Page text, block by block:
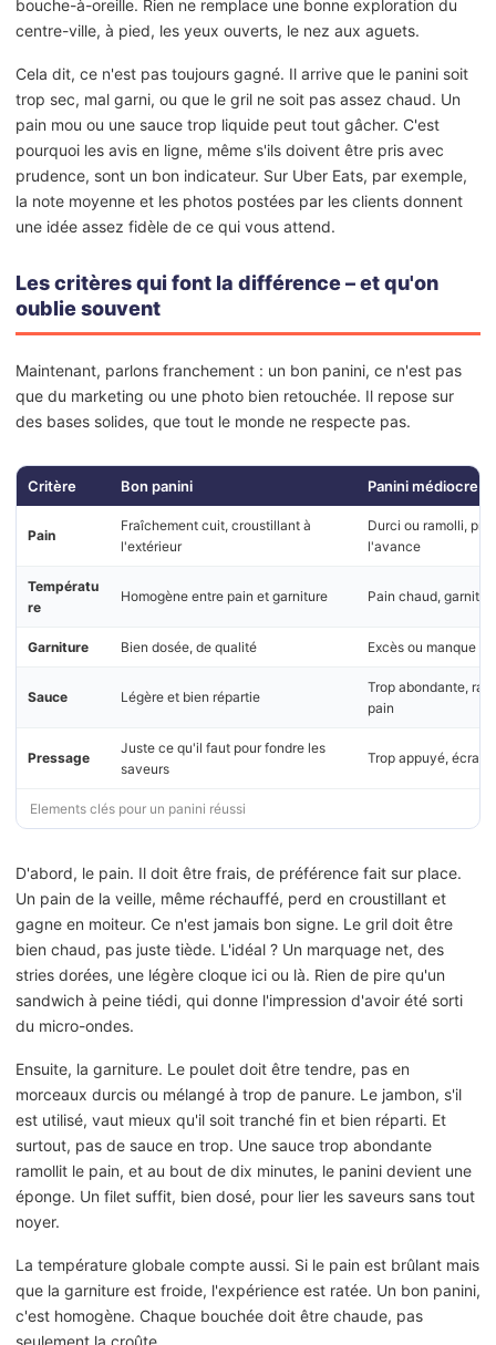
bouche-à-oreille. Rien ne remplace une bonne exploration du
centre-ville, à pied, les yeux ouverts, le nez aux aguets.
Cela dit, ce n'est pas toujours gagné. Il arrive que le panini soit
trop sec, mal garni, ou que le gril ne soit pas assez chaud. Un
pain mou ou une sauce trop liquide peut tout gâcher. C'est
pourquoi les avis en ligne, même s'ils doivent être pris avec
prudence, sont un bon indicateur. Sur Uber Eats, par exemple,
la note moyenne et les photos postées par les clients donnent
une idée assez fidèle de ce qui vous attend.
Les critères qui font la différence – et qu'on
oublie souvent
Maintenant, parlons franchement : un bon panini, ce n'est pas
que du marketing ou une photo bien retouchée. Il repose sur
des bases solides, que tout le monde ne respecte pas.
Elements clés pour un panini réussi
Critère Bon panini Panini médiocre
Pain
Fraîchement cuit, croustillant à
l'extérieur
Durci ou ramolli,
l'avance
Températu
re
Homogène entre pain et garniture Pain chaud,
Garniture Bien dosée, de qualité Excès ou manque
Sauce Légère et bien répartie
Trop abondante,
pain
Pressage
Juste ce qu'il faut pour fondre les
saveurs
Trop appuyé,
D'abord, le pain. Il doit être frais, de préférence fait sur place.
Un pain de la veille, même réchauffé, perd en croustillant et
gagne en moiteur. Ce n'est jamais bon signe. Le gril doit être
bien chaud, pas juste tiède. L'idéal ? Un marquage net, des
stries dorées, une légère cloque ici ou là. Rien de pire qu'un
sandwich à peine tiédi, qui donne l'impression d'avoir été sorti
du micro-ondes.
Ensuite, la garniture. Le poulet doit être tendre, pas en
morceaux durcis ou mélangé à trop de panure. Le jambon, s'il
est utilisé, vaut mieux qu'il soit tranché fin et bien réparti. Et
surtout, pas de sauce en trop. Une sauce trop abondante
ramollit le pain, et au bout de dix minutes, le panini devient une
éponge. Un filet suffit, bien dosé, pour lier les saveurs sans tout
noyer.
La température globale compte aussi. Si le pain est brûlant mais
que la garniture est froide, l'expérience est ratée. Un bon panini,
c'est homogène. Chaque bouchée doit être chaude, pas
seulement la croûte.